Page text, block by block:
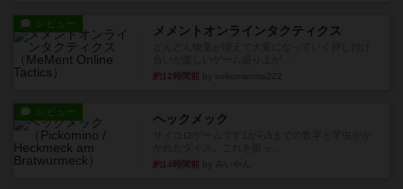
レビュー メメントオンラインタクティクス
約12時間前
レビュー ヘックメック
約14時間前